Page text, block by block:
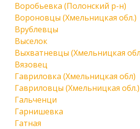
Воробьевка (Полонский р-н)
Вороновцы (Хмельницкая обл.)
Врублевцы
Выселок
Выхватневцы (Хмельницкая
Вязовец
Гавриловка (Хмельницкая обл)
Гавриловцы (Хмельницкая обл.)
Гальченци
Гарнишевка
Гатная